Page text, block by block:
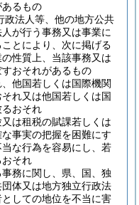
あるもの
政法人等、他の地方公共
が行う事務又は事業に
とにより、次に掲げる
性質上、当該事務又は
おそれがあるもの
他国若しくは国際機関
れ又は他国若しくは国
おそれ
は租税の賦課若しくは
事実の把握を困難にす
な行為を容易にし、若
おそれ
務に関し、県、国、独
体又は地方独立行政法
しての地位を不当に害